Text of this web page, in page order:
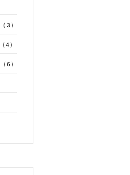
(3)
(4)
(6)